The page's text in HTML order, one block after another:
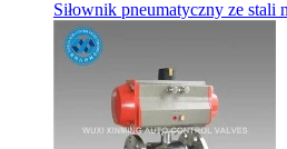
Siłownik pneumatyczny ze stali